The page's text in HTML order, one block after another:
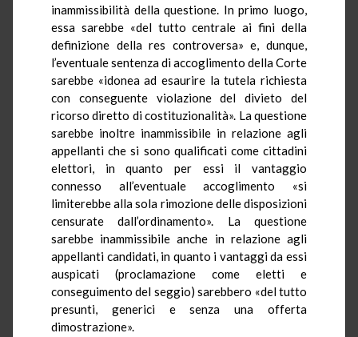
inammissibilità della questione. In primo luogo,
essa sarebbe «del tutto centrale ai fini della
definizione della res controversa» e, dunque,
l’eventuale sentenza di accoglimento della Corte
sarebbe «idonea ad esaurire la tutela richiesta
con conseguente violazione del divieto del
ricorso diretto di costituzionalità». La questione
sarebbe inoltre inammissibile in relazione agli
appellanti che si sono qualificati come cittadini
elettori, in quanto per essi il vantaggio
connesso all’eventuale accoglimento «si
limiterebbe alla sola rimozione delle disposizioni
censurate dall’ordinamento». La questione
sarebbe inammissibile anche in relazione agli
appellanti candidati, in quanto i vantaggi da essi
auspicati (proclamazione come eletti e
conseguimento del seggio) sarebbero «del tutto
presunti, generici e senza una offerta
dimostrazione».